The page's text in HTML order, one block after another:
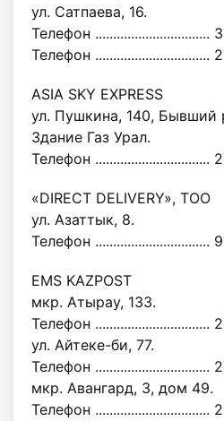
ул. Сатпаева, 16.
Телефон ................................
Телефон ................................
ASIA SKY EXPRESS
ул. Пушкина, 140, Бывший
Здание Газ Урал.
Телефон ................................
«DIRECT DELIVERY», ТОО
ул. Азаттык, 8.
Телефон ................................
EMS KAZPOST
мкр. Атырау, 133.
Телефон ................................
ул. Айтеке-би, 77.
Телефон ................................
мкр. Авангард, 3, дом 49.
Телефон ................................